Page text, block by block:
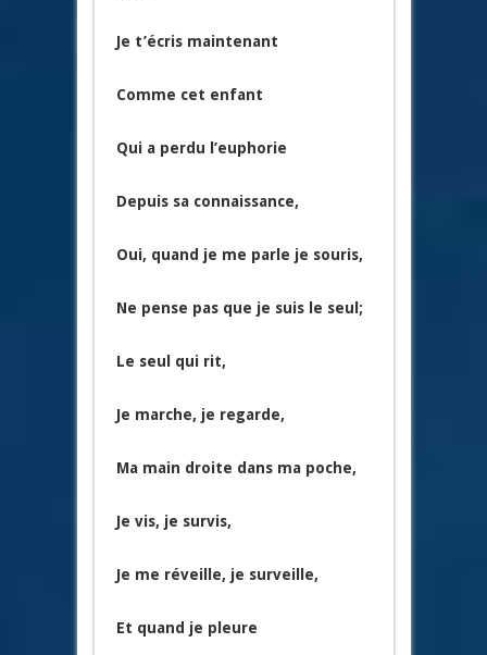
Je t’écris maintenant
Comme cet enfant
Qui a perdu l’euphorie
Depuis sa connaissance,
Oui, quand je me parle je souris,
Ne pense pas que je suis le seul;
Le seul qui rit,
Je marche, je regarde,
Ma main droite dans ma poche,
Je vis, je survis,
Je me réveille, je surveille,
Et quand je pleure